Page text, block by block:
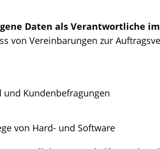
Daten als Verantwortliche
von Vereinbarungen zur
und Kundenbefragungen
von Hard- und Software